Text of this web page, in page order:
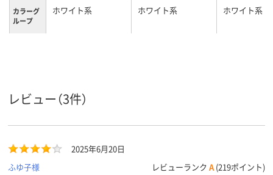
カラーグ
ループ
ホワイト系 ホワイト系 ホワイト系
レビュー（3件）
2025年6月20日
ふゆ子様
レビューランク A (219ポイント)